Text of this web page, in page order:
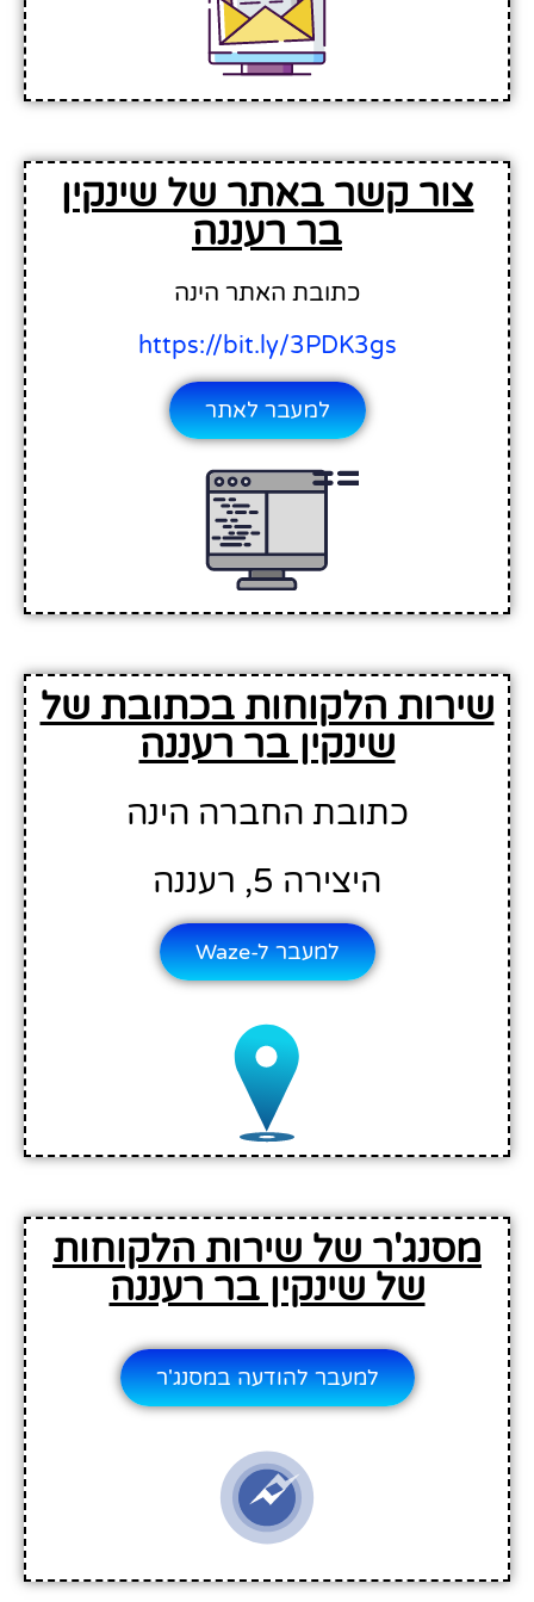
צור קשר באתר של שינקין
בר רעננה
כתובת האתר הינה
https://bit.ly/3PDK3gs
למעבר לאתר
שירות הלקוחות בכתובת של
שינקין בר רעננה
כתובת החברה הינה
היצירה 5, רעננה
למעבר ל-Waze
מסנג'ר של שירות הלקוחות
של שינקין בר רעננה
למעבר להודעה במסנג'ר